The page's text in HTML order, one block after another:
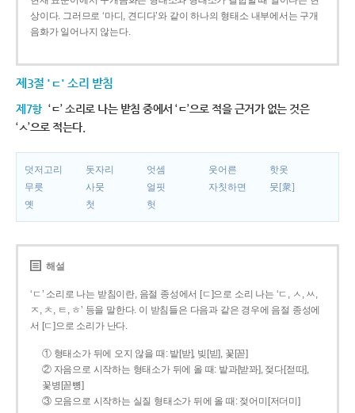
상이다. 그러므로 ‘마디, 견디다’와 같이 하나의 형태소 내부에서는 구개
음화가 일어나지 않는다.
제3절 'ㄷ' 소리 받침
제7항 ‘ㄷ’ 소리로 나는 받침 중에서 ‘ㄷ’으로 적을 근거가 없는 것은
‘ㅅ’으로 적는다.
덧저고리 돗자리 엇셈 웃어른
핫옷
무릇
사뭇 얼핏 자칫하면
뭇[衆]
옛
첫 헛
해설
‘ㄷ’ 소리로 나는 받침이란, 음절 종성에서 [ㄷ]으로 소리 나는 ‘ㄷ, ㅅ, ㅆ,
ㅈ, ㅊ, ㅌ, ㅎ’ 등을 말한다. 이 받침들은 다음과 같은 경우에 음절 종성에
서 [ㄷ]으로 소리가 난다.
① 형태소가 뒤에 오지 않을 때: 밭[받], 빚[빋], 꽃[꼳]
② 자음으로 시작하는 형태소가 뒤에 올 때: 밭과[받꽈], 젖다[젇따],
꽃병[꼳뼝]
③ 모음으로 시작하는 실질 형태소가 뒤에 올 때: 젖어미[저더미]